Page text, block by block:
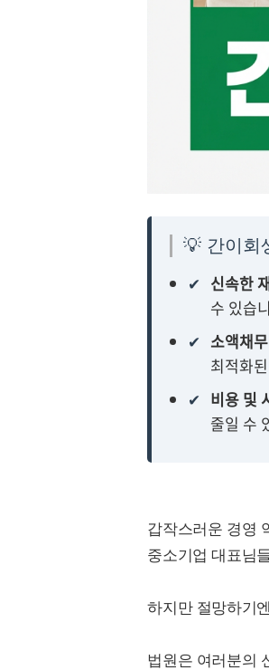
💡 간이회
✔ 신속한
수 있습
✔ 소액채
최적화
✔ 비용 및
줄일 수
갑작스러운 경영
중소기업 대표님
하지만 절망하기
법원은 여러분의